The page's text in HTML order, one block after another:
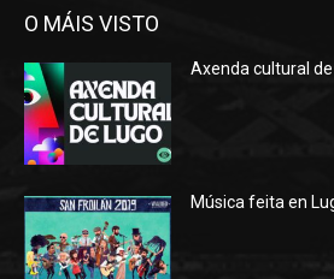
O MÁIS VISTO
Axenda cultural
Música feita en